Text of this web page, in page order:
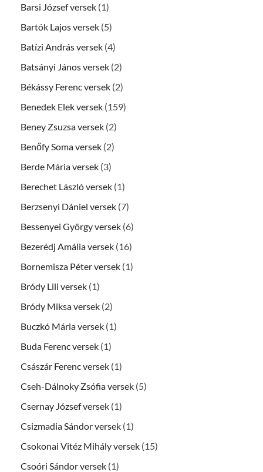
Barsi József versek (1)
Bartók Lajos versek (5)
Batízi András versek (4)
Batsányi János versek (2)
Békássy Ferenc versek (2)
Benedek Elek versek (159)
Beney Zsuzsa versek (2)
Benőfy Soma versek (2)
Berde Mária versek (3)
Berechet László versek (1)
Berzsenyi Dániel versek (7)
Bessenyei György versek (6)
Bezerédj Amália versek (16)
Bornemisza Péter versek (1)
Bródy Lili versek (1)
Bródy Miksa versek (2)
Buczkó Mária versek (1)
Buda Ferenc versek (1)
Császár Ferenc versek (1)
Cseh-Dálnoky Zsófia versek (5)
Csernay József versek (1)
Csizmadia Sándor versek (1)
Csokonai Vitéz Mihály versek (15)
Csoóri Sándor versek (1)